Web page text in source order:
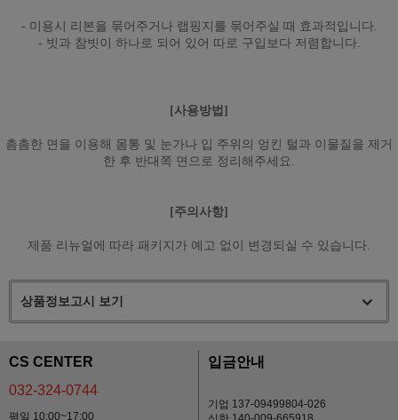
- 미용시 리본을 묶어주거나 랩핑지를 묶어주실 때 효과적입니다.
- 빗과 참빗이 하나로 되어 있어 따로 구입보다 저렴합니다.
[사용방법]
촘촘한 면을 이용해 몸통 및 눈가나 입 주위의 엉킨 털과 이물질을 제거
한 후 반대쪽 면으로 정리해주세요.
[주의사항]
제품 리뉴얼에 따라 패키지가 예고 없이 변경되실 수 있습니다.
상품정보고시 보기
CS CENTER
032-324-0744
평일 10:00~17:00
입금안내
기업 137-09499804-026